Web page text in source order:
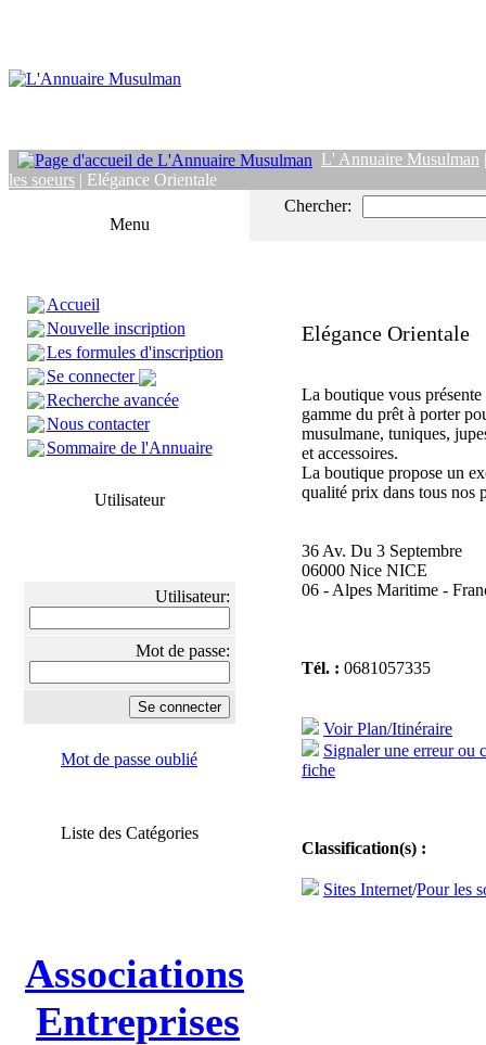
L' Annuaire Musulman
les soeurs | Elégance Orientale
Menu
Accueil
Nouvelle inscription
Les formules d'inscription
Se connecter
Recherche avancée
Nous contacter
Sommaire de l'Annuaire
Utilisateur
Utilisateur:
Mot de passe:
Mot de passe oublié
Liste des Catégories
Associations
Entreprises
Chercher:
Elégance Orientale
La boutique vous présente
gamme du prêt à porter
musulmane, tuniques,
et accessoires.
La boutique propose un
qualité prix dans tous nos
36 Av. Du 3 Septembre
06000 Nice NICE
06 - Alpes Maritime -
Tél. : 0681057335
Voir Plan/Itinéraire
Signaler une erreur ou
fiche
Classification(s) :
Sites Internet/Pour les